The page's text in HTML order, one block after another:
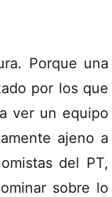
Porque una
por los que
ver un equipo
ajeno a
del PT,
sobre lo